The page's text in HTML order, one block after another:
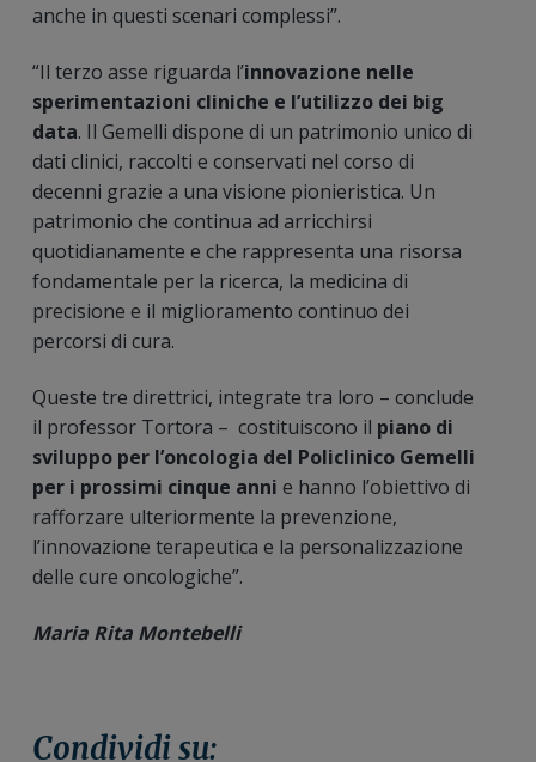
anche in questi scenari complessi”.
“Il terzo asse riguarda l’innovazione nelle
sperimentazioni cliniche e l’utilizzo dei big
data. Il Gemelli dispone di un patrimonio unico di
dati clinici, raccolti e conservati nel corso di
decenni grazie a una visione pionieristica. Un
patrimonio che continua ad arricchirsi
quotidianamente e che rappresenta una risorsa
fondamentale per la ricerca, la medicina di
precisione e il miglioramento continuo dei
percorsi di cura.
Queste tre direttrici, integrate tra loro – conclude
il professor Tortora – costituiscono il piano di
sviluppo per l’oncologia del Policlinico Gemelli
per i prossimi cinque anni e hanno l’obiettivo di
rafforzare ulteriormente la prevenzione,
l’innovazione terapeutica e la personalizzazione
delle cure oncologiche”.
Maria Rita Montebelli